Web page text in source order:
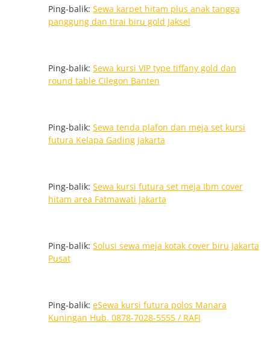
Ping-balik: Sewa karpet hitam plus anak tangga
panggung dan tirai biru gold Jaksel
Ping-balik: Sewa kursi VIP type tiffany gold dan
round table Cilegon Banten
Ping-balik: Sewa tenda plafon dan meja set kursi
futura Kelapa Gading Jakarta
Ping-balik: Sewa kursi futura set meja Ibm cover
hitam area Fatmawati Jakarta
Ping-balik: Solusi sewa meja kotak cover biru Jakarta
Pusat
Ping-balik: eSewa kursi futura polos Manara
Kuningan Hub. 0878-7028-5555 / RAFI